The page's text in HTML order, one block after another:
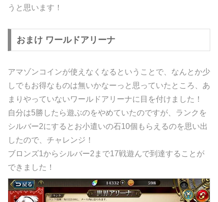
うと思います！
おまけ ワールドアリーナ
アマゾンコインが使えなくなるということで、なんとか少
しでもお得なものは無いかなーっと思っていたところ、あ
まりやっていないワールドアリーナに目を付けました！
自分は5勝したら遊ぶのをやめていたのですが、ランクを
シルバー2にするとお小遣いの石10個もらえるのを思い出
したので、チャレンジ！
ブロンズ1からシルバー2まで17戦遊んで到達することが
できました！